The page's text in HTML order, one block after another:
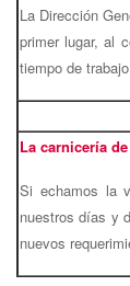
La Dirección
primer lugar, al
tiempo de
La carnicería
Si echamos la
nuestros días y
nuevos